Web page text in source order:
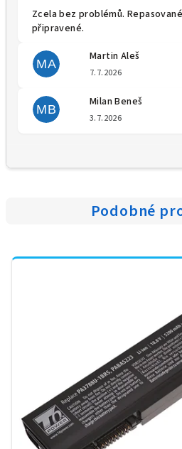
Zcela bez problémů.
připravené.
MA
Martin Aleš
7.7.2026
MB
Milan Beneš
3.7.2026
Podobné